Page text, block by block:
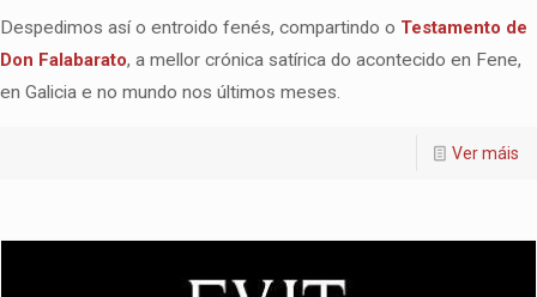
Despedimos así o entroido fenés, compartindo o Testamento de
Don Falabarato, a mellor crónica satírica do acontecido en Fene,
en Galicia e no mundo nos últimos meses.
Ver máis